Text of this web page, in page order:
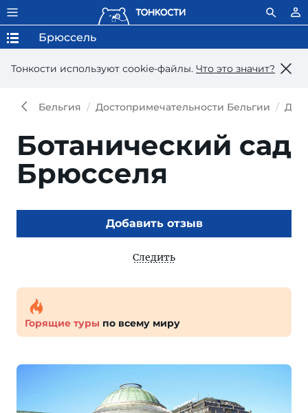
Тонкости используют сookie-файлы. Что это значит?
Брюссель
Бельгия Достопримечательности Бельгии
Ботанический сад
Брюсселя
Добавить отзыв
Следить
Горящие туры по всему миру